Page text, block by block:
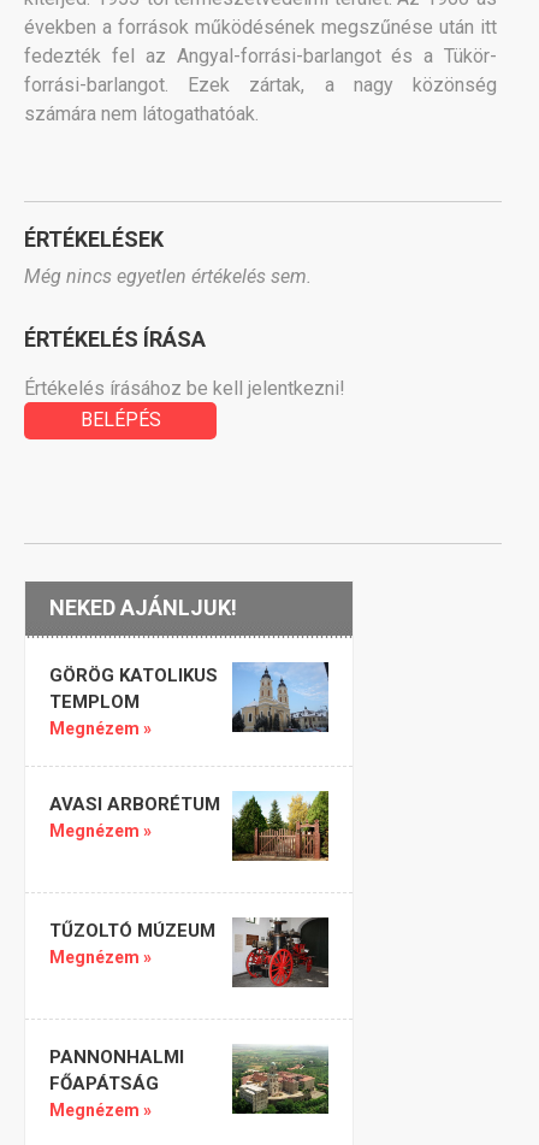
években a források működésének megszűnése után itt
fedezték fel az Angyal-forrási-barlangot és a Tükör-
forrási-barlangot. Ezek zártak, a nagy közönség
számára nem látogathatóak.
ÉRTÉKELÉSEK
Még nincs egyetlen értékelés sem.
ÉRTÉKELÉS ÍRÁSA
Értékelés írásához be kell jelentkezni!
BELÉPÉS
NEKED AJÁNLJUK!
GÖRÖG KATOLIKUS
TEMPLOM
Megnézem »
AVASI ARBORÉTUM
Megnézem »
TŰZOLTÓ MÚZEUM
Megnézem »
PANNONHALMI
FŐAPÁTSÁG
Megnézem »